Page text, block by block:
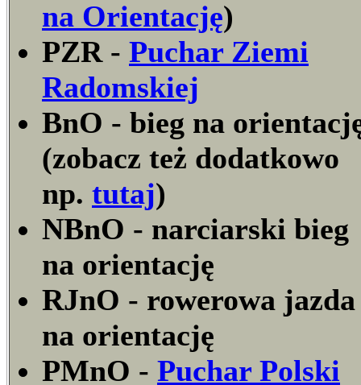
na Orientację)
PZR- Puchar Ziemi
Radomskiej
BnO - bieg na
(zobacz też dodatkowo
np. tutaj)
NBnO - narciarski bieg
na orientację
RJnO - rowerowa jazda
na orientację
PMnO - Puchar Polski